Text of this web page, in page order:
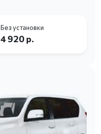
Без установки
4 920 р.